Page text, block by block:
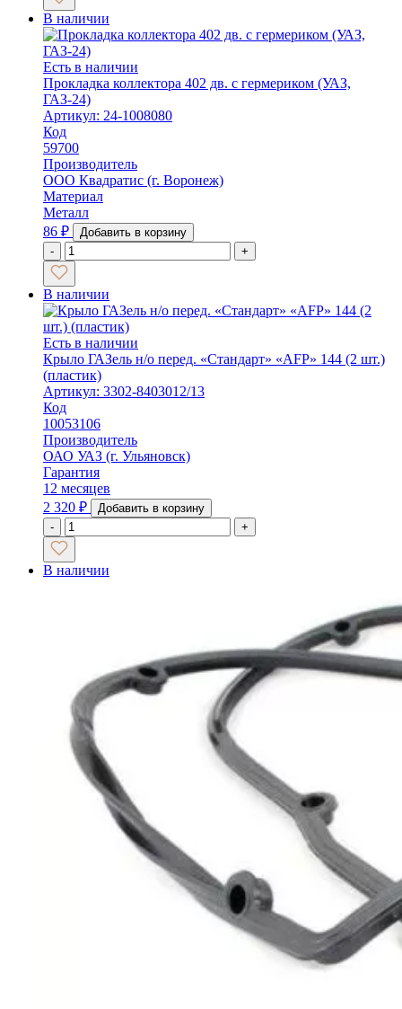
В наличии
Есть в наличии
Прокладка коллектора 402 дв. с гермериком (УАЗ,
ГАЗ-24)
Артикул: 24-1008080
Код
59700
Производитель
ООО Квадратис (г. Воронеж)
Материал
Металл
86 ₽
Добавить в корзину
-
+
В наличии
Есть в наличии
Крыло ГАЗель н/о перед. «Стандарт» «AFP» 144 (2 шт.)
(пластик)
Артикул: 3302-8403012/13
Код
10053106
Производитель
ОАО УАЗ (г. Ульяновск)
Гарантия
12 месяцев
2 320 ₽
Добавить в корзину
-
+
В наличии